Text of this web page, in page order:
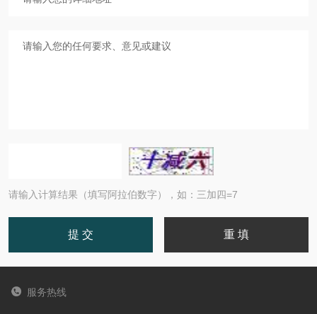
请输入计算结果（填写阿拉伯数字），如：三加四=7
服务热线